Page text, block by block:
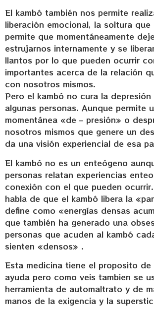
El kambó también nos permite
liberación emocional, la soltura que
permite que momentáneamente
estrujarnos internamente y se
llantos por lo que pueden ocurrir
importantes acerca de la relación
con nosotros mismos.
Pero el kambó no cura la
algunas personas. Aunque permite
momentánea «de – presión» o
nosotros mismos que genere un
da una visión experiencial de esa
El kambó no es un enteógeno
personas relatan experiencias
conexión con el que pueden
habla de que el kambó libera la
define como «energías densas
que también ha generado una
personas que acuden al kambó
sienten «densos» .
Esta medicina tiene el proposito de
ayuda pero como veis tambien se
herramienta de automaltrato y de
manos de la exigencia y la